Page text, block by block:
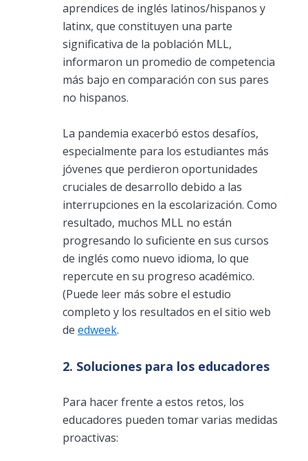
aprendices de inglés latinos/hispanos y
latinx, que constituyen una parte
significativa de la población MLL,
informaron un promedio de competencia
más bajo en comparación con sus pares
no hispanos.
La pandemia exacerbó estos desafíos,
especialmente para los estudiantes más
jóvenes que perdieron oportunidades
cruciales de desarrollo debido a las
interrupciones en la escolarización. Como
resultado, muchos MLL no están
progresando lo suficiente en sus cursos
de inglés como nuevo idioma, lo que
repercute en su progreso académico.
(Puede leer más sobre el estudio
completo y los resultados en el sitio web
de edweek.
2. Soluciones para los educadores
Para hacer frente a estos retos, los
educadores pueden tomar varias medidas
proactivas: